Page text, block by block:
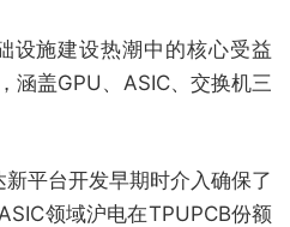
施建设热潮中的核心受益
涵盖GPU、ASIC、交换机三
平台开发早期时介入确保了
领域沪电在TPUPCB份额